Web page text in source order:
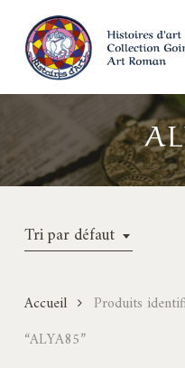
main
content
Tri par défaut
Accueil
Produits
“ALYA85”